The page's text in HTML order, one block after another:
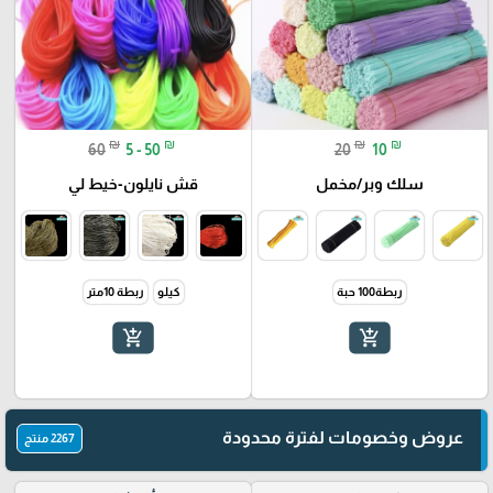
20 ₪ 10 ₪
سلك وبر/مخمل
ربطة100 حبة
add_shopping_cart
60 ₪ 5 - 50 ₪
قش نايلون-خيط لي
كيلو ربطة 10متر
add_shopping_cart
عروض وخصومات لفترة محدودة 2267 منتج